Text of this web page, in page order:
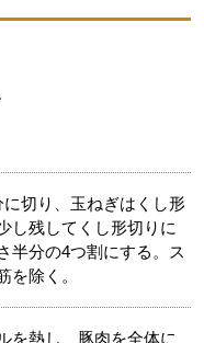
切り、玉ねぎはくし形
し残してくし形切りに
半分の4つ割にする。ス
を除く。
を熱し、豚肉を全体に